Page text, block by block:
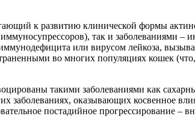
к развитию клинической формы
так и
или вирусом лейкоза,
во многих популяциях кошек
такими заболеваниями как
заболеваниях, оказывающих косвенное
постадийное прогрессирование –